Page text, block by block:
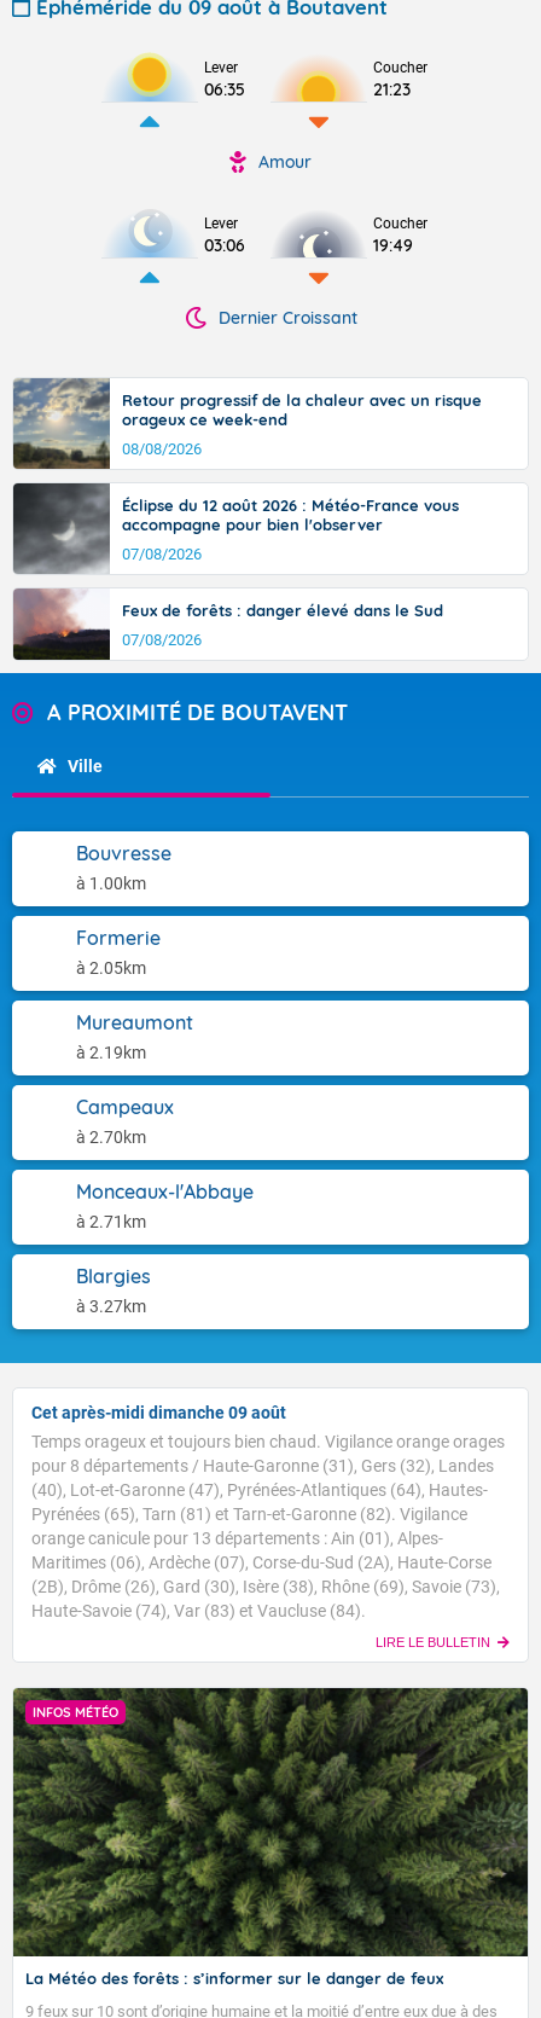
Ephéméride du 09 août à Boutavent
Lever
06:35
Coucher
21:23
Amour
Lever
03:06
Coucher
19:49
Dernier Croissant
Retour progressif de la chaleur avec un risque
orageux ce week-end
08/08/2026
Éclipse du 12 août 2026 : Météo-France vous
accompagne pour bien l'observer
07/08/2026
Feux de forêts : danger élevé dans le Sud
07/08/2026
A PROXIMITÉ DE BOUTAVENT
Ville
Bouvresse
à 1.00km
Formerie
à 2.05km
Mureaumont
à 2.19km
Campeaux
à 2.70km
Monceaux-l'Abbaye
à 2.71km
Blargies
à 3.27km
Cet après-midi dimanche 09 août
Temps orageux et toujours bien chaud. Vigilance orange orages
pour 8 départements / Haute-Garonne (31), Gers (32), Landes
(40), Lot-et-Garonne (47), Pyrénées-Atlantiques (64), Hautes-
Pyrénées (65), Tarn (81) et Tarn-et-Garonne (82). Vigilance
orange canicule pour 13 départements : Ain (01), Alpes-
Maritimes (06), Ardèche (07), Corse-du-Sud (2A), Haute-Corse
(2B), Drôme (26), Gard (30), Isère (38), Rhône (69), Savoie (73),
Haute-Savoie (74), Var (83) et Vaucluse (84).
LIRE LE BULLETIN
INFOS MÉTÉO
La Météo des forêts : s’informer sur le danger de feux
9 feux sur 10 sont d’origine humaine et la moitié d’entre eux due à des